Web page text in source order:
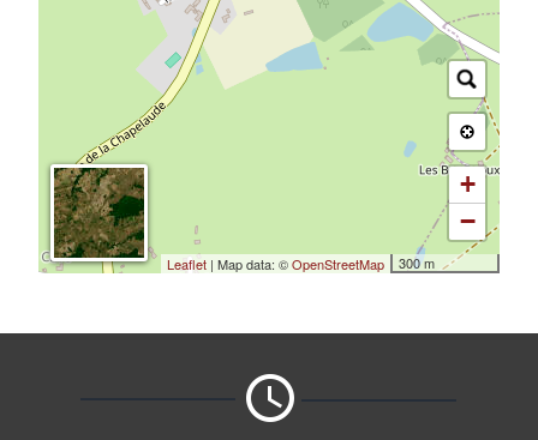
+
−
300 m
Leaflet| Map data: ©OpenStreetMap